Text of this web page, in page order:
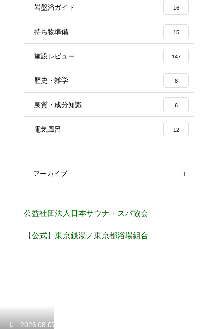
岩盤浴ガイド 16
持ち物準備 15
施設レビュー 147
歴史・雑学 8
泉質・成分知識 6
電気風呂 12
アーカイブ
公益社団法人日本サウナ・スパ協会
【公式】東京銭湯／東京都浴場組合
2026.08.07